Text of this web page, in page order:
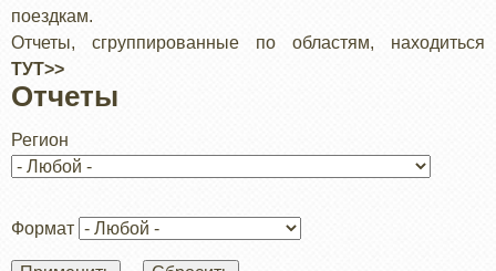
поездкам.
Отчеты, сгруппированные по областям, находиться
ТУТ>>
Отчеты
Регион
Формат